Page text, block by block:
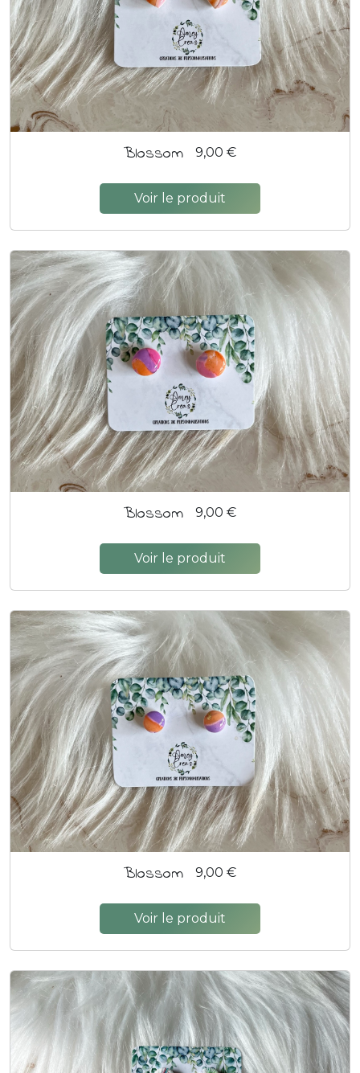
Blossom 9,00 €
Voir le produit
Blossom 9,00 €
Voir le produit
Blossom 9,00 €
Voir le produit